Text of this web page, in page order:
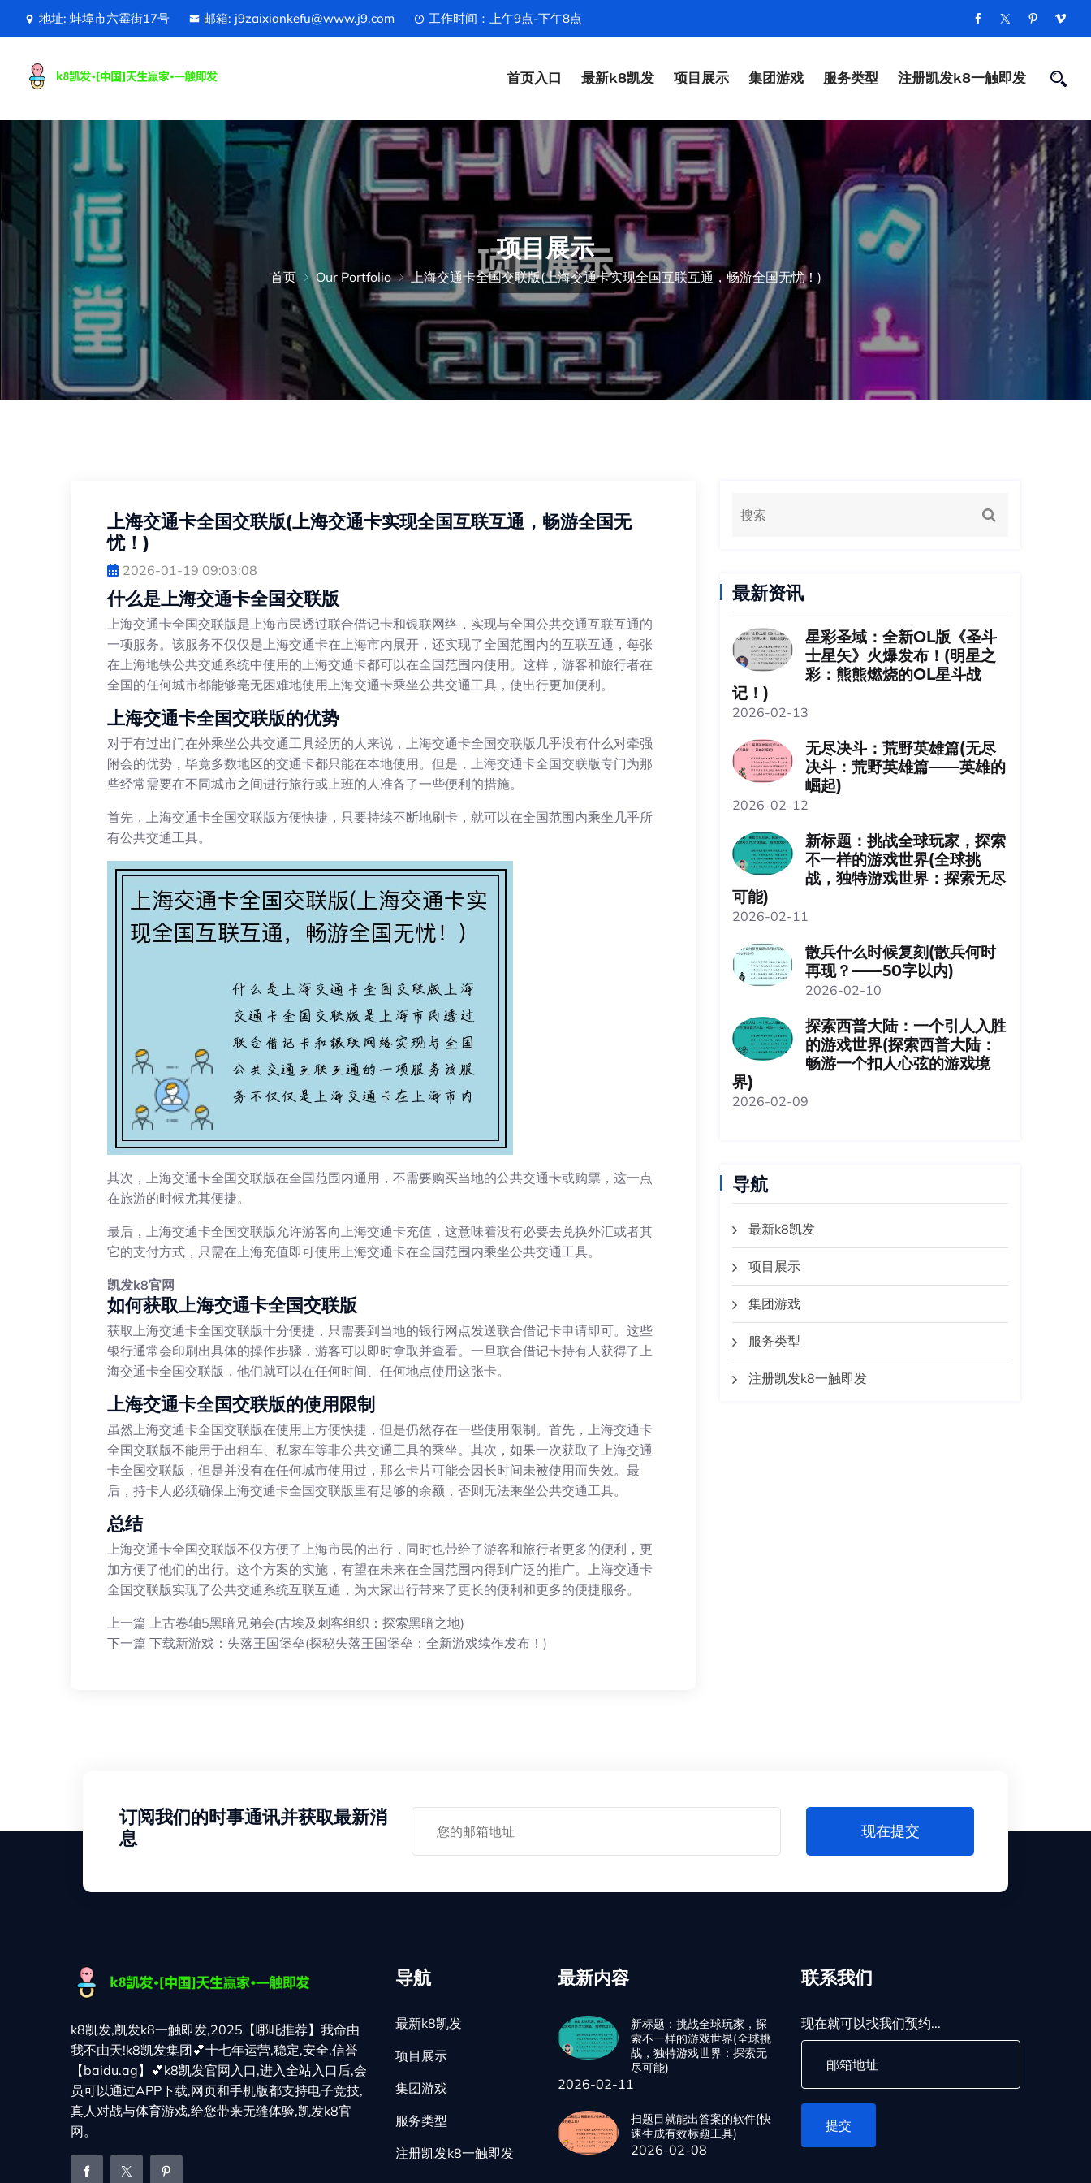
地址: 蚌埠市六霉街17号 邮箱: j9zaixiankefu@www.j9.com 工作时间：上午9点-下午8点
首页入口 最新k8凯发 项目展示 集团游戏 服务类型 注册凯发k8一触即发
项目展示
首页 Our Portfolio 上海交通卡全国交联版(上海交通卡实现全国互联互通，畅游全国无忧！)
上海交通卡全国交联版(上海交通卡实现全国互联互通，畅游全国无
忧！)
2026-01-19 09:03:08
什么是上海交通卡全国交联版
上海交通卡全国交联版是上海市民透过联合借记卡和银联网络，实现与全国公共交通互联互通的
一项服务。该服务不仅仅是上海交通卡在上海市内展开，还实现了全国范围内的互联互通，每张
在上海地铁公共交通系统中使用的上海交通卡都可以在全国范围内使用。这样，游客和旅行者在
全国的任何城市都能够毫无困难地使用上海交通卡乘坐公共交通工具，使出行更加便利。
上海交通卡全国交联版的优势
对于有过出门在外乘坐公共交通工具经历的人来说，上海交通卡全国交联版几乎没有什么对牵强
附会的优势，毕竟多数地区的交通卡都只能在本地使用。但是，上海交通卡全国交联版专门为那
些经常需要在不同城市之间进行旅行或上班的人准备了一些便利的措施。
首先，上海交通卡全国交联版方便快捷，只要持续不断地刷卡，就可以在全国范围内乘坐几乎所
有公共交通工具。
其次，上海交通卡全国交联版在全国范围内通用，不需要购买当地的公共交通卡或购票，这一点
在旅游的时候尤其便捷。
最后，上海交通卡全国交联版允许游客向上海交通卡充值，这意味着没有必要去兑换外汇或者其
它的支付方式，只需在上海充值即可使用上海交通卡在全国范围内乘坐公共交通工具。
凯发k8官网
如何获取上海交通卡全国交联版
获取上海交通卡全国交联版十分便捷，只需要到当地的银行网点发送联合借记卡申请即可。这些
银行通常会印刷出具体的操作步骤，游客可以即时拿取并查看。一旦联合借记卡持有人获得了上
海交通卡全国交联版，他们就可以在任何时间、任何地点使用这张卡。
上海交通卡全国交联版的使用限制
虽然上海交通卡全国交联版在使用上方便快捷，但是仍然存在一些使用限制。首先，上海交通卡
全国交联版不能用于出租车、私家车等非公共交通工具的乘坐。其次，如果一次获取了上海交通
卡全国交联版，但是并没有在任何城市使用过，那么卡片可能会因长时间未被使用而失效。最
后，持卡人必须确保上海交通卡全国交联版里有足够的余额，否则无法乘坐公共交通工具。
总结
上海交通卡全国交联版不仅方便了上海市民的出行，同时也带给了游客和旅行者更多的便利，更
加方便了他们的出行。这个方案的实施，有望在未来在全国范围内得到广泛的推广。上海交通卡
全国交联版实现了公共交通系统互联互通，为大家出行带来了更长的便利和更多的便捷服务。
上一篇 上古卷轴5黑暗兄弟会(古埃及刺客组织：探索黑暗之地)
下一篇 下载新游戏：失落王国堡垒(探秘失落王国堡垒：全新游戏续作发布！)
最新资讯
星彩圣域：全新OL版《圣斗
士星矢》火爆发布！(明星之
彩：熊熊燃烧的OL星斗战
记！)
2026-02-13
无尽决斗：荒野英雄篇(无尽
决斗：荒野英雄篇——英雄的
崛起)
2026-02-12
新标题：挑战全球玩家，探索
不一样的游戏世界(全球挑
战，独特游戏世界：探索无尽
可能)
2026-02-11
散兵什么时候复刻(散兵何时
再现？——50字以内)
2026-02-10
探索西普大陆：一个引人入胜
的游戏世界(探索西普大陆：
畅游一个扣人心弦的游戏境
界)
2026-02-09
导航
最新k8凯发
项目展示
集团游戏
服务类型
注册凯发k8一触即发
订阅我们的时事通讯并获取最新消
息
现在提交
k8凯发,凯发k8一触即发,2025【哪吒推荐】我命由
我不由天!k8凯发集团💕十七年运营,稳定,安全,信誉
【baidu.ag】💕k8凯发官网入口,进入全站入口后,会
员可以通过APP下载,网页和手机版都支持电子竞技,
真人对战与体育游戏,给您带来无缝体验,凯发k8官
网。
导航
最新k8凯发
项目展示
集团游戏
服务类型
注册凯发k8一触即发
最新内容
新标题：挑战全球玩家，探
索不一样的游戏世界(全球挑
战，独特游戏世界：探索无
尽可能)
2026-02-11
扫题目就能出答案的软件(快
速生成有效标题工具)
2026-02-08
联系我们
现在就可以找我们预约...
提交